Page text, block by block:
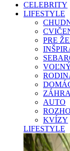
CELEBRITY
LIFESTYLE
PRE
AUTO
KVÍZY
LIFESTYLE